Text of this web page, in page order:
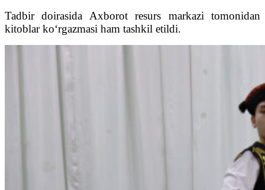
Tadbir doirasida Axborot resurs markazi tomonidan
kitoblar ko‘rgazmasi ham tashkil etildi.